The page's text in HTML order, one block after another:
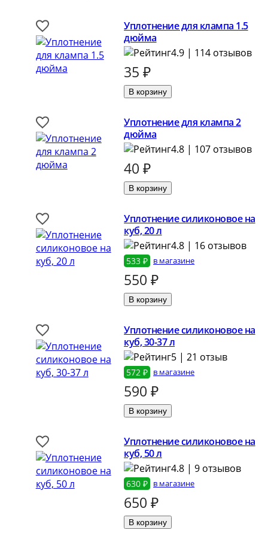
Уплотнение для клампа 1.5
дюйма
4.9 | 114 отзывов
35₽
Уплотнение для клампа 2
дюйма
4.8 | 107 отзывов
40₽
Уплотнение силиконовое на
куб, 20 л
4.8 | 16 отзывов
533 ₽ в магазине
550₽
Уплотнение силиконовое на
куб, 30-37 л
5 | 21 отзыв
572 ₽ в магазине
590₽
Уплотнение силиконовое на
куб, 50 л
4.8 | 9 отзывов
630 ₽ в магазине
650₽